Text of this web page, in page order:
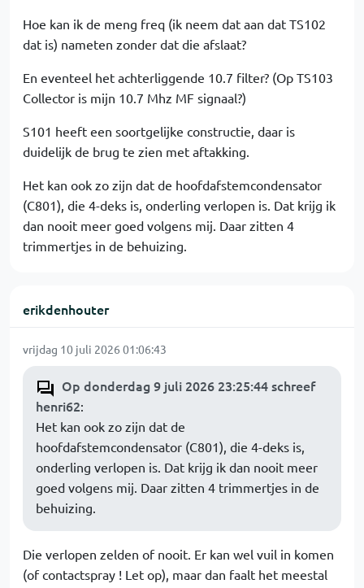
Hoe kan ik de meng freq (ik neem dat aan dat TS102
dat is) nameten zonder dat die afslaat?
En eventeel het achterliggende 10.7 filter? (Op TS103
Collector is mijn 10.7 Mhz MF signaal?)
S101 heeft een soortgelijke constructie, daar is
duidelijk de brug te zien met aftakking.
Het kan ook zo zijn dat de hoofdafstemcondensator
(C801), die 4-deks is, onderling verlopen is. Dat krijg ik
dan nooit meer goed volgens mij. Daar zitten 4
trimmertjes in de behuizing.
erikdenhouter
vrijdag 10 juli 2026 01:06:43
Op donderdag 9 juli 2026 23:25:44 schreef
henri62:
Het kan ook zo zijn dat de
hoofdafstemcondensator (C801), die 4-deks is,
onderling verlopen is. Dat krijg ik dan nooit meer
goed volgens mij. Daar zitten 4 trimmertjes in de
behuizing.
Die verlopen zelden of nooit. Er kan wel vuil in komen
(of contactspray ! Let op), maar dan faalt het meestal